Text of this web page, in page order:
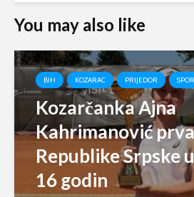
You may also like
BIH KOZARAC PRIJEDOR
Kozarčanka Ajna
Kahrimanović
Republike Srpske
16 godin